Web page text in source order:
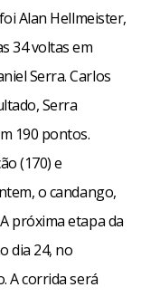
Alan Hellmeister,
34 voltas em
Serra. Carlos
Serra
190 pontos.
(170) e
o candango,
próxima etapa da
dia 24, no
A corrida será